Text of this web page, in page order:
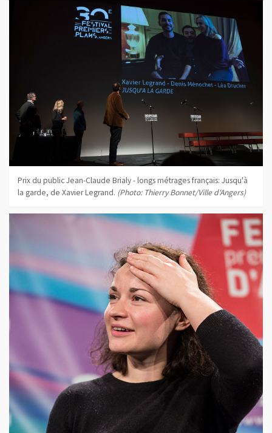
Prix du public Jean-Claude Brialy - longs métrages français: Jusqu'à
la garde, de Xavier Legrand. (Photo: Thierry Bonnet/Ville d'Angers)